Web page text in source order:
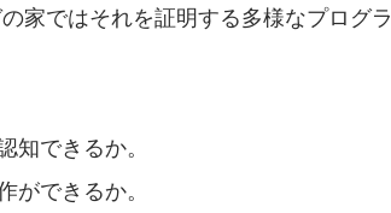
家ではそれを証明する多様なプログラ
できるか。
できるか。